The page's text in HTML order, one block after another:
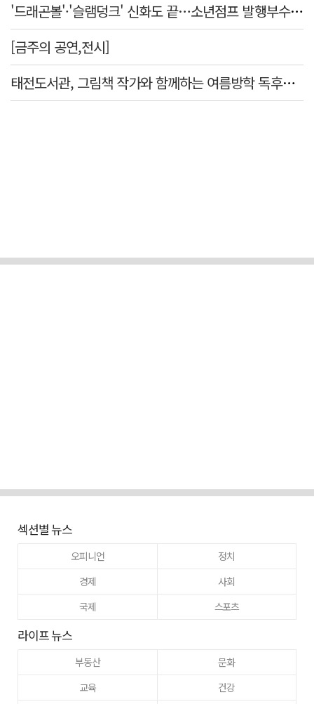
'드래곤볼'·'슬램덩크' 신화도 끝…소년점프 발행부수 100만부 붕괴
[금주의 공연,전시]
태전도서관, 그림책 작가와 함께하는 여름방학 독후체험 운영
섹션별 뉴스
오피니언
정치
경제
사회
국제
스포츠
라이프 뉴스
부동산
문화
교육
건강